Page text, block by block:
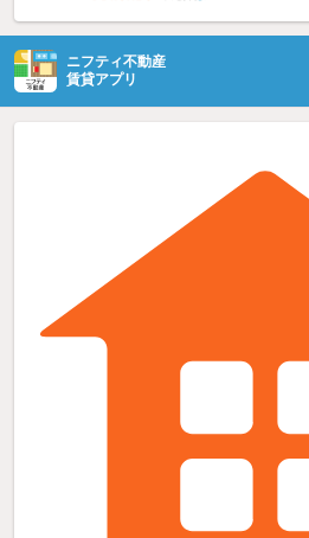
ニフティ不動産
賃貸アプリ